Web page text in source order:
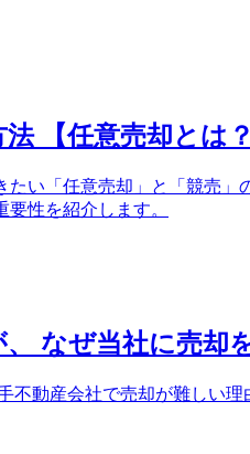
【任意売却とは
い「任意売却」と「競売
性を紹介します。
なぜ当社に売却
動産会社で売却が難しい